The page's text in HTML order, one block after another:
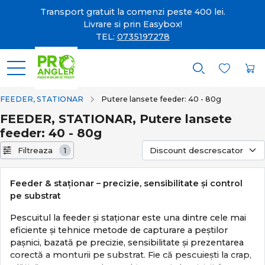
Transport gratuit la comenzi peste 400 lei.
Livrare si prin Easybox!
TEL: 0735197278
FEEDER, STATIONAR Putere lansete feeder: 40 - 80g
FEEDER, STATIONAR, Putere lansete
feeder: 40 - 80g
Filtreaza 1
Feeder & staționar – precizie, sensibilitate și control
pe substrat
Pescuitul la feeder și staționar este una dintre cele mai
eficiente și tehnice metode de capturare a peștilor
pașnici, bazată pe precizie, sensibilitate și prezentarea
corectă a monturii pe substrat. Fie că pescuiești la crap,